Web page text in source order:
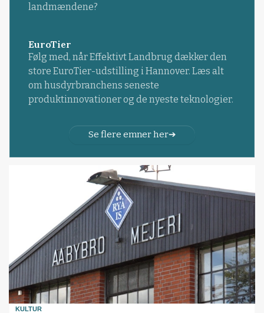
landmændene?
EuroTier
Følg med, når Effektivt Landbrug dækker den
store EuroTier-udstilling i Hannover. Læs alt
om husdyrbranchens seneste
produktinnovationer og de nyeste teknologier.
Se flere emner her
KULTUR